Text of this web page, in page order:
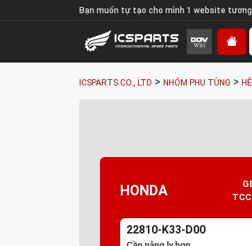
Bạn muốn tự tạo cho mình 1 website tương
ICSPARTS CO., LTD > NHÓM PHỤ TÙNG >
HONDA
22810-K33-D00